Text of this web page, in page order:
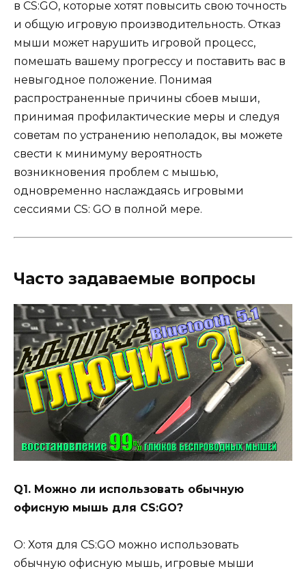
в CS:GO, которые хотят повысить свою точность
и общую игровую производительность. Отказ
мыши может нарушить игровой процесс,
помешать вашему прогрессу и поставить вас в
невыгодное положение. Понимая
распространенные причины сбоев мыши,
принимая профилактические меры и следуя
советам по устранению неполадок, вы можете
свести к минимуму вероятность
возникновения проблем с мышью,
одновременно наслаждаясь игровыми
сессиями CS: GO в полной мере.
Часто задаваемые вопросы
Q1. Можно ли использовать обычную
офисную мышь для CS:GO?
О: Хотя для CS:GO можно использовать
обычную офисную мышь, игровые мыши